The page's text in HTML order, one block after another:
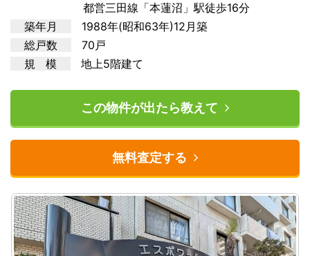
都営三田線「本蓮沼」駅徒歩16分
築年月
1988年(昭和63年)12月築
総戸数
70戸
規 模
地上5階建て
この物件が出たら教えて
無料査定する